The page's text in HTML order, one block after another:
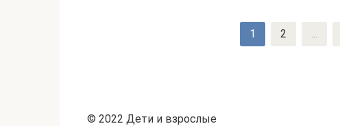
1 2 ...
© 2022 Дети и взрослые